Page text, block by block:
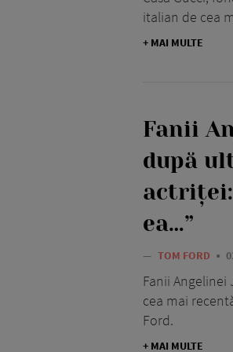
În 2016 apare
fost lăudat de
Tom Ford este
a numeroase
italian de cea
+ MAI MULTE
Fanii
după
actriței:
ea…”
— TOM FORD
Fanii
cea mai
Ford.
+ MAI MULTE